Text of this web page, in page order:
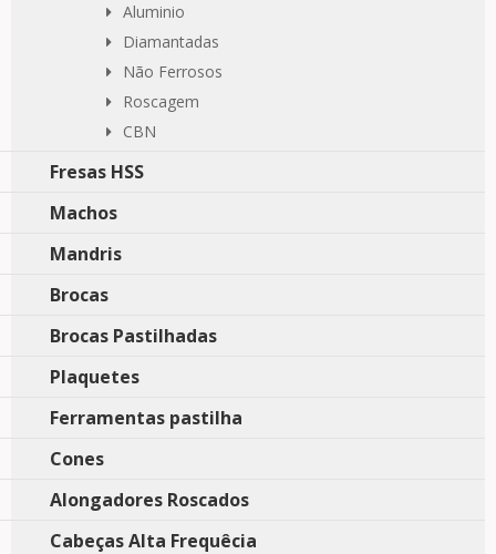
Aluminio
Diamantadas
Não Ferrosos
Roscagem
CBN
Fresas HSS
Machos
Mandris
Brocas
Brocas Pastilhadas
Plaquetes
Ferramentas pastilha
Cones
Alongadores Roscados
Cabeças Alta Frequêcia